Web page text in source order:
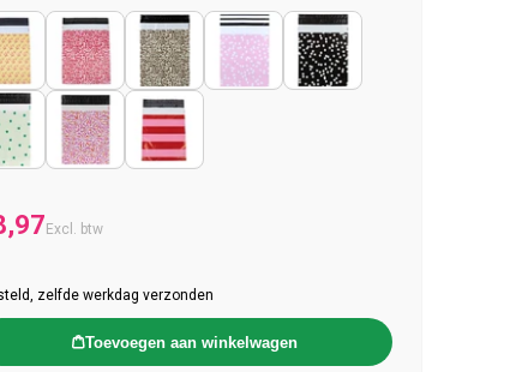
prijs
Excl. btw
zelfde werkdag verzonden
Toevoegen aan winkelwagen